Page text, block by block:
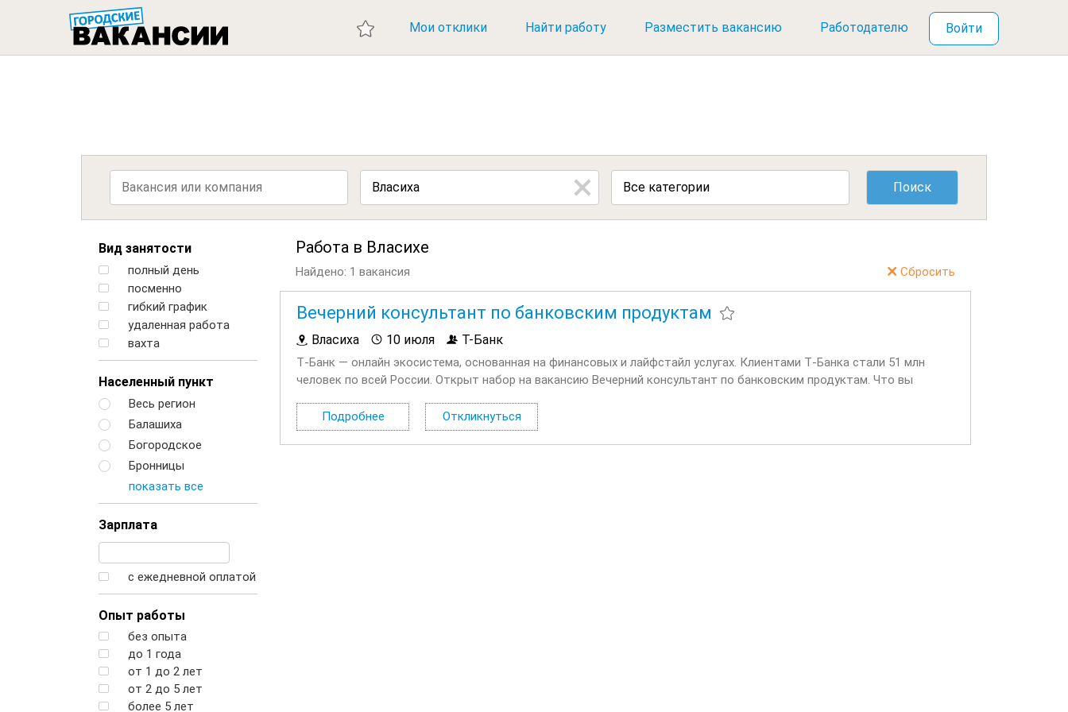
ГОРОДСКИЕ ВАКАНСИИ
Мои отклики Найти работу Разместить вакансию Работодателю Войти
Все категории
Вид занятости
полный день
посменно
гибкий график
удаленная работа
вахта
Населенный пункт
Весь регион
Балашиха
Богородское
Бронницы
показать все
Зарплата
с ежедневной оплатой
Опыт работы
без опыта
до 1 года
от 1 до 2 лет
от 2 до 5 лет
более 5 лет
Работа в Власихе
Найдено: 1 вакансия Сбросить
Вечерний консультант по банковским продуктам
Власиха 10 июля Т-Банк
Т‑Банк — онлайн экосистема, основанная на финансовых и лайфстайл услугах. Клиентами Т‑Банка стали 51 млн
человек по всей России. Открыт набор на вакансию Вечерний консультант по банковским продуктам. Что вы
Подробнее
Откликнуться